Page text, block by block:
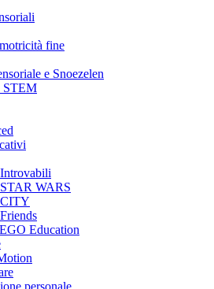
fine
e Snoezelen
STEM
WARS
Education
personale